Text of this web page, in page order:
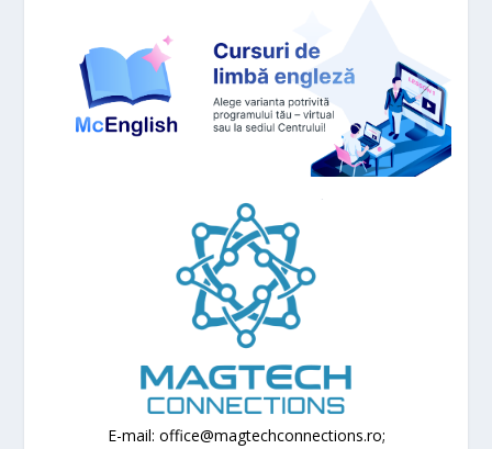
E-mail: office@magtechconnections.ro;